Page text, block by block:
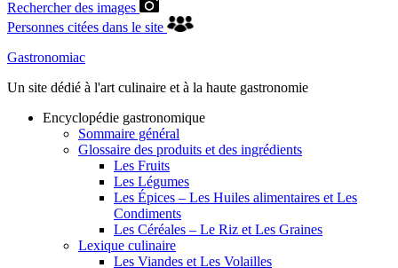
Rechercher des images
Personnes citées dans le site
Gastronomiac
Un site dédié à l'art culinaire et à la haute gastronomie
Encyclopédie gastronomique
Sommaire général
Glossaire des produits et des ingrédients
Les Fruits
Les Légumes
Les Épices – Les Huiles alimentaires et Les
Condiments
Les Céréales – Le Riz et Les Graines
Lexique culinaire
Les Viandes et Les Volailles